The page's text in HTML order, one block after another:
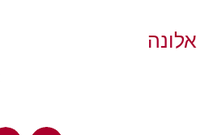
אלונה